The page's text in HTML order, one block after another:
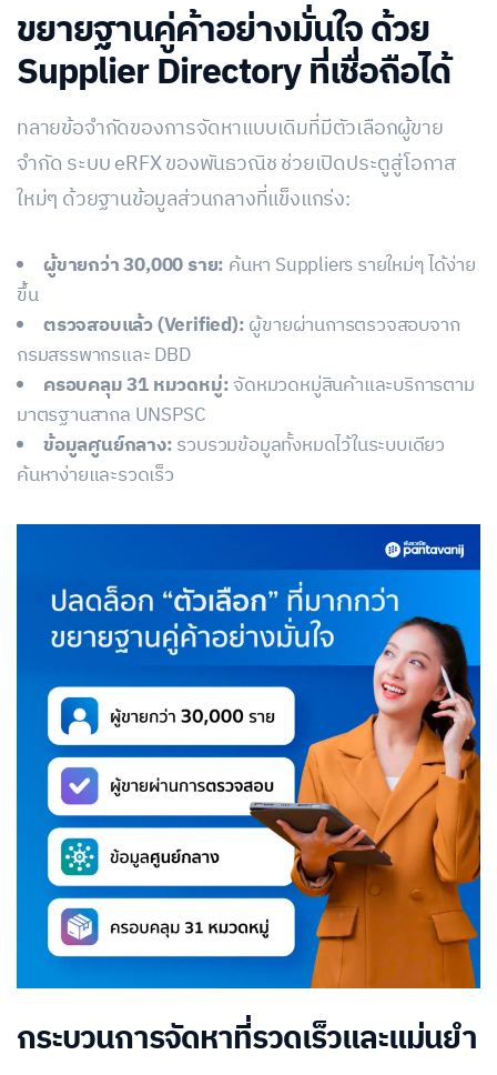
ขยายฐานคู่ค้าอย่างมั่นใจ ด้วย
Supplier Directory ที่เชื่อถือได้
ทลายข้อจำกัดของการจัดหาแบบเดิมที่มีตัวเลือกผู้ขาย
จำกัด ระบบ eRFX ของพันธวณิช ช่วยเปิดประตูสู่โอกาส
ใหม่ๆ ด้วยฐานข้อมูลส่วนกลางที่แข็งแกร่ง:
ผู้ขายกว่า 30,000 ราย: ค้นหา Suppliers รายใหม่ๆ ได้ง่าย
ขึ้น
ตรวจสอบแล้ว (Verified):ผู้ขายผ่านการตรวจสอบจาก
กรมสรรพากรและ DBD
ครอบคลุม 31 หมวดหมู่:จัดหมวดหมู่สินค้าและบริการตาม
มาตรฐานสากล UNSPSC
ข้อมูลศูนย์กลาง:รวบรวมข้อมูลทั้งหมดไว้ในระบบเดียว
ค้นหาง่ายและรวดเร็ว
กระบวนการจัดหาที่รวดเร็วและแม่นยำ